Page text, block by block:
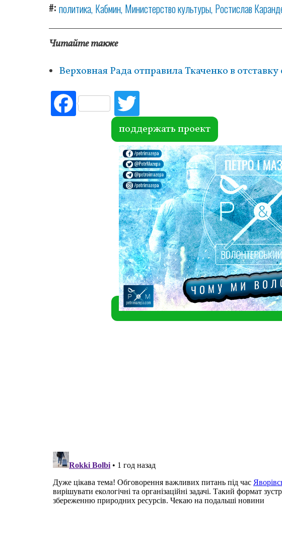
# политика Кабмин Министерство культуры Ростислав
Читайте также
Верховная Рада отправила Ткаченко в
Fac
ebo itte
r
поддержать проект